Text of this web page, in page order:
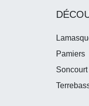
Pamiers
Soncourt